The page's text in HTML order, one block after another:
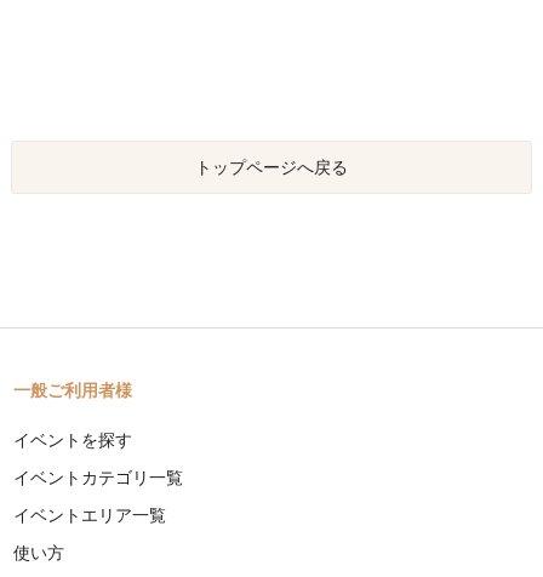
トップページへ戻る
一般ご利用者様
イベントを探す
イベントカテゴリ一覧
イベントエリア一覧
使い方